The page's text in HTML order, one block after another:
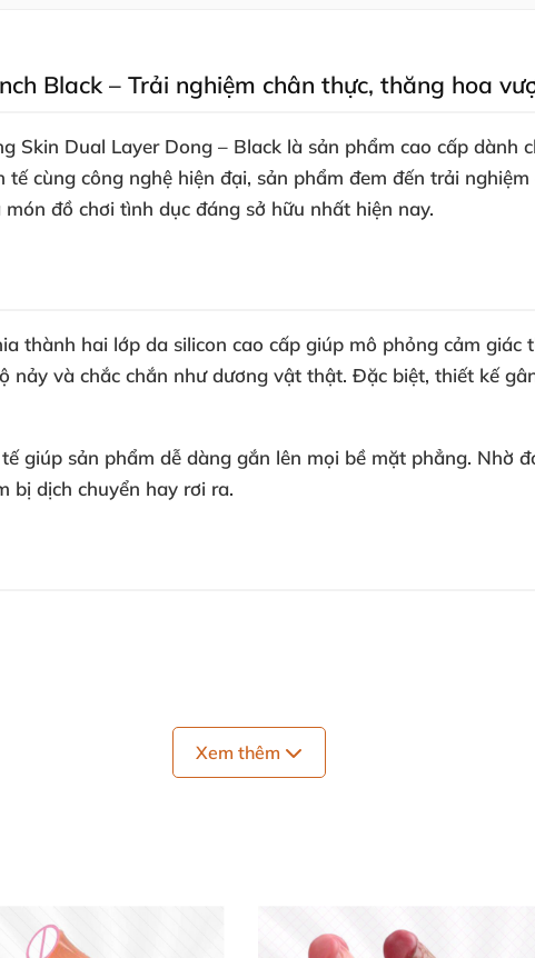
Black – Trải nghiệm chân thực, thăng hoa
Skin Dual Layer Dong – Black là sản phẩm cao cấp dành
cùng công nghệ hiện đại, sản phẩm đem đến trải
đồ chơi tình dục đáng sở hữu nhất hiện nay.
thành hai lớp da silicon cao cấp giúp mô phỏng cảm
nảy và chắc chắn như dương vật thật. Đặc biệt, thiết kế
giúp sản phẩm dễ dàng gắn lên mọi bề mặt phẳng. Nhờ
bị dịch chuyển hay rơi ra.
Xem thêm